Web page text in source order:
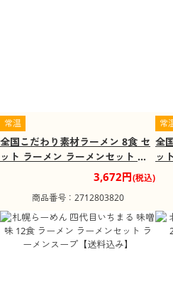
常温
全国こだわり素材ラーメン 8食 セ
ット ラーメン ラーメンセット ラ
ーメンスープ【送料込み】
3,672円(税込)
商品番号：2712803820
常
全
ッ